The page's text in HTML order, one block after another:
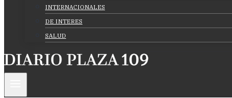
INTERNACIONALES
DE INTERES
SALUD